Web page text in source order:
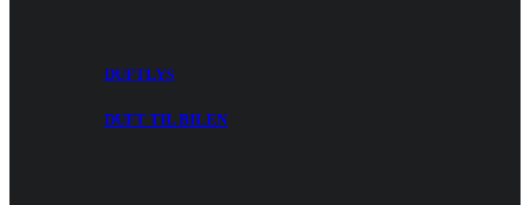
DUFTLYS
DUFT TIL BILEN